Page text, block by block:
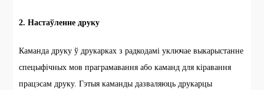
2. Настаўленне друку
Каманда друку ў друкарках з радкодамі уключае выкарыстанне
спецыфічных мов праграмавання або каманд для кіравання
працэсам друку. Гэтыя каманды дазваляюць друкарцы